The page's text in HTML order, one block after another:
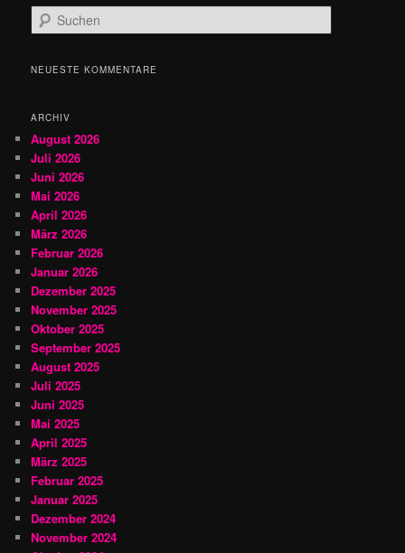
u
h
NEUESTE KOMMENTARE
ARCHIV
August 2026
Juli 2026
Juni 2026
Mai 2026
April 2026
März 2026
Februar 2026
Januar 2026
Dezember 2025
November 2025
Oktober 2025
September 2025
August 2025
Juli 2025
Juni 2025
Mai 2025
April 2025
März 2025
Februar 2025
Januar 2025
Dezember 2024
November 2024